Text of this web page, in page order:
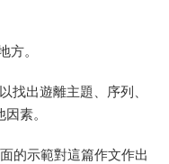
方。
找出遊離主題、序列、
素。
的示範對這篇作文作出